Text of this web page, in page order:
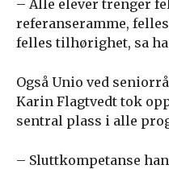
– Alle elever trenger
referanseramme,
felles tilhørighet, sa
Også Unio ved
Karin Flagtvedt tok
sentral plass i alle
– Sluttkompetanse